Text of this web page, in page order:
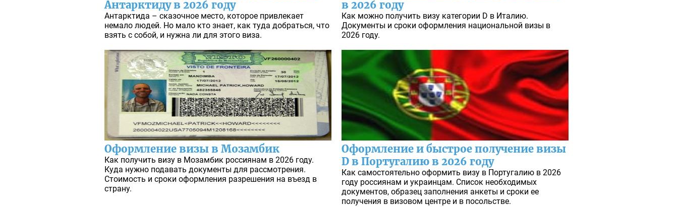
Антарктиду в 2026 году
Антарктида – сказочное место, которое привлекает
немало людей. Но мало кто знает, как туда добраться, что
взять с собой, и нужна ли для этого виза.
в 2026 году
Как можно получить визу категории D в Италию.
Документы и сроки оформления национальной визы в
2026 году.
Оформление визы в Мозамбик
Как получить визу в Мозамбик россиянам в 2026 году.
Куда нужно подавать документы для рассмотрения.
Стоимость и сроки оформления разрешения на въезд в
страну.
Оформление и быстрое получение визы
D в Португалию в 2026 году
Как самостоятельно оформить визу в Португалию в 2026
году россиянам и украинцам. Список необходимых
документов, образец заполнения анкеты и сроки ее
получения в визовом центре и в посольстве.